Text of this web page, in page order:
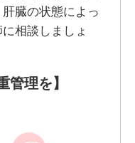
臓の状態によっ
相談しましょ
管理を】